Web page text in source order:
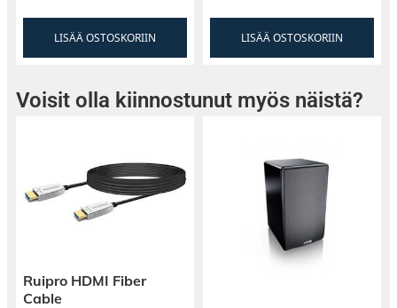
visuaalisuudella ja saavutettavuudella.
Panasonic täyttää tarpeet joka kerta. Kytke vain
virta päälle.
LISÄÄ OSTOSKORIIN LISÄÄ OSTOSKORIIN
Voisit olla kiinnostunut myös näistä?
Ruipro HDMI Fiber
Cable